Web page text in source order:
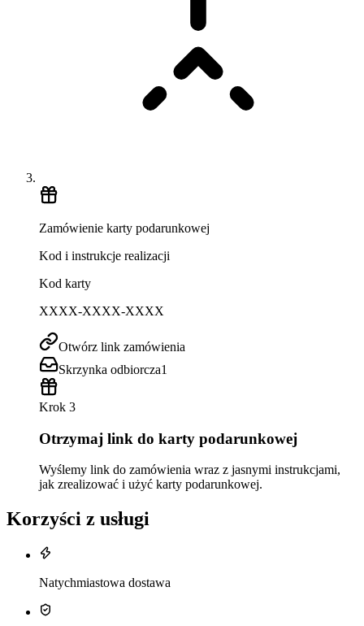
Zamówienie karty podarunkowej
Kod i instrukcje realizacji
Kod karty
XXXX-XXXX-XXXX
Otwórz link zamówienia
Skrzynka odbiorcza1
Krok 3
Otrzymaj link do karty podarunkowej
Wyślemy link do zamówienia wraz z jasnymi instrukcjami,
jak zrealizować i użyć karty podarunkowej.
Korzyści z usługi
Natychmiastowa dostawa